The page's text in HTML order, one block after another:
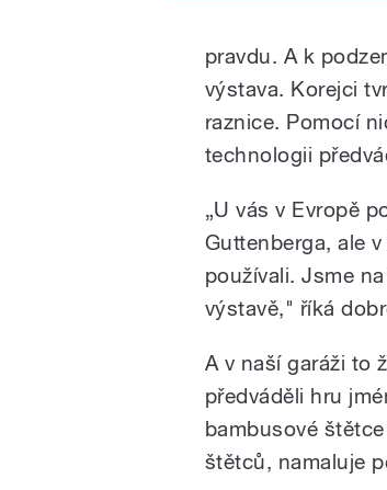
pravdu. A k
výstava. Korejci
raznice. Pomocí
technologii
„U vás v Evropě
Guttenberga, ale
používali. Jsme
výstavě," říká
A v naší garáži to
předváděli hru
bambusové
štětců, namaluje